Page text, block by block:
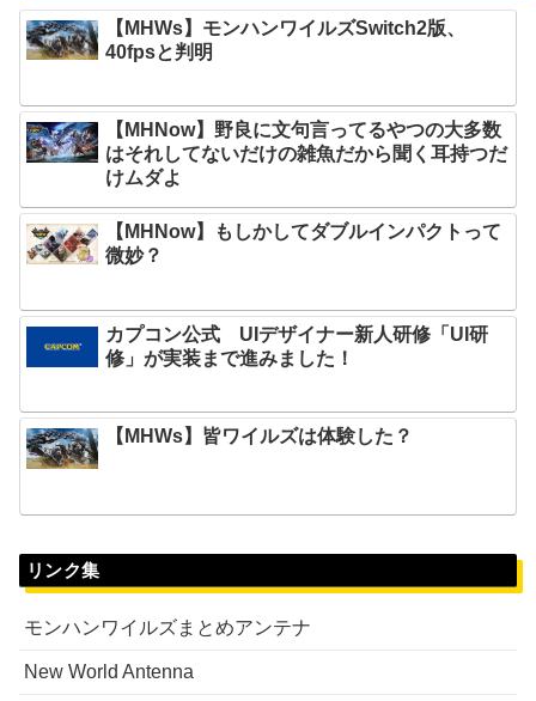
【MHWs】モンハンワイルズSwitch2版、
40fpsと判明
【MHNow】野良に文句言ってるやつの大多数
はそれしてないだけの雑魚だから聞く耳持つだ
けムダよ
【MHNow】もしかしてダブルインパクトって
微妙？
カプコン公式 UIデザイナー新人研修「UI研
修」が実装まで進みました！
【MHWs】皆ワイルズは体験した？
リンク集
モンハンワイルズまとめアンテナ
New World Antenna